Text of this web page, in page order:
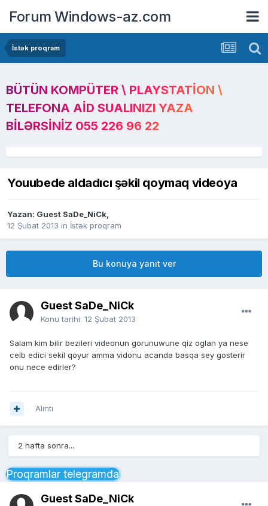
Forum Windows-az.com
İstək proqram
BÜTÜN KOMPÜTER \ PLAYSTATION \
TELEFONA AID SUALINIZI YAZA
BILƏRSINIZ 055 226 96 22
Youubede aldadıcı şəkil qoymaq videoya
Yazan: Guest SaDe_NiCk,
12 Şubat 2013 in İstək proqram
Bu konuya yanıt ver
Guest SaDe_NiCk
Konu tarihi: 12 Şubat 2013
Salam kim bilir bezileri videonun gorunuwune qiz oglan ya nese
celb edici sekil qoyur amma vidonu acanda basqa sey gosterir
onu nece edirler?
Alıntı
2 hafta sonra...
Proqramlar telegramda
Guest SaDe_NiCk